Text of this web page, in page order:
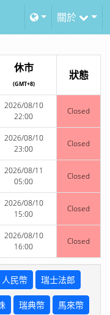
關於
休市
(GMT+8)
狀態
2026/08/10
22:00
Closed
2026/08/10
23:00
Closed
2026/08/11
05:00
Closed
2026/08/10
15:00
Closed
2026/08/10
16:00
Closed
人民幣 瑞士法郎
瑞典幣 馬來幣